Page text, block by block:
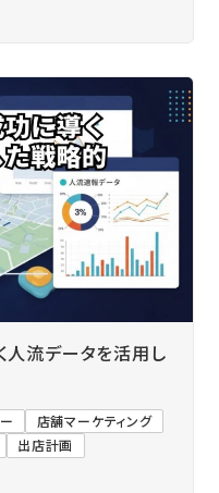
流データを活用し
店舗マーケティング
出店計画